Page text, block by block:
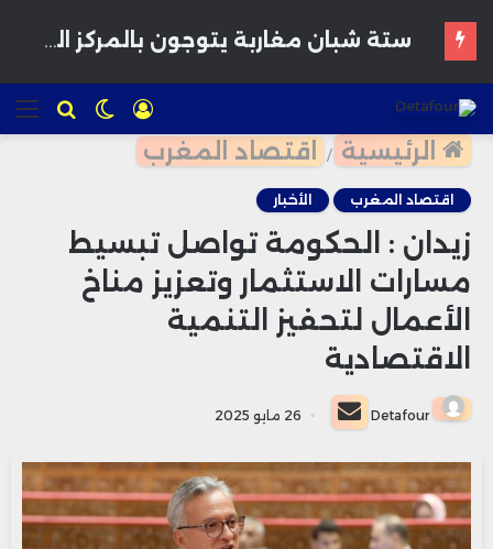
للبحث الوضع
المظلم
تسجيل
الدخول
الرئيسية / اقتصاد المغرب
اقتصاد المغرب الأخبار
زيدان : الحكومة تواصل تبسيط
مسارات الاستثمار وتعزيز مناخ
الأعمال لتحفيز التنمية
الاقتصادية
Detafour
أرسل
بريدا
إلكترونيا
26 مايو 2025